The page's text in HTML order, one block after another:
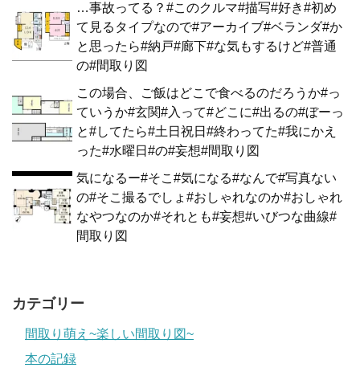
…事故ってる？#このクルマ#描写#好き#初め
て見るタイプなので#アーカイブ#ベランダ#か
と思ったら#納戸#廊下#な気もするけど#普通
の#間取り図
この場合、ご飯はどこで食べるのだろうか#っ
ていうか#玄関#入って#どこに#出るの#ぼーっ
と#してたら#土日祝日#終わってた#我にかえ
った#水曜日#の#妄想#間取り図
気になるー#そこ#気になる#なんで#写真ない
の#そこ撮るでしょ#おしゃれなのか#おしゃれ
なやつなのか#それとも#妄想#いびつな曲線#
間取り図
カテゴリー
間取り萌え~楽しい間取り図~
本の記録